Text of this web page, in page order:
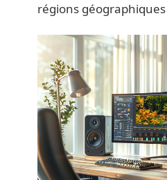
régions